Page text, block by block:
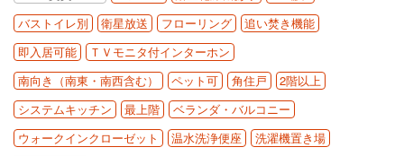
バストイレ別
衛星放送 フローリング
追い焚き機能
即入居可能
ＴＶモニタ付インターホン
南向き（南東・南西含む）
ペット可 角住戸
2階以上
システムキッチン
最上階
ベランダ・バルコニー
ウォークインクローゼット
温水洗浄便座 洗濯機置き場